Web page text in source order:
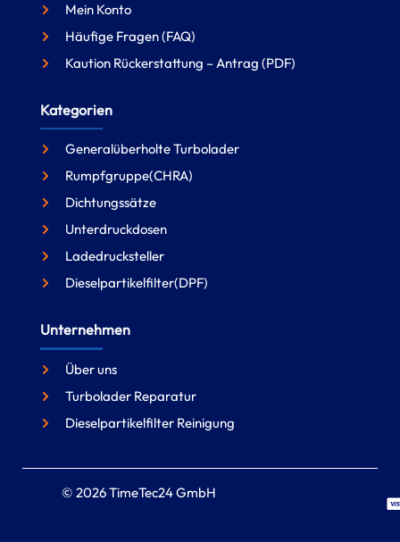
Mein Konto
Häufige Fragen (FAQ)
Kaution Rückerstattung – Antrag (PDF)
Kategorien
Generalüberholte Turbolader
Rumpfgruppe(CHRA)
Dichtungssätze
Unterdruckdosen
Ladedrucksteller
Dieselpartikelfilter(DPF)
Unternehmen
Über uns
Turbolader Reparatur
Dieselpartikelfilter Reinigung
© 2026 TimeTec24 GmbH